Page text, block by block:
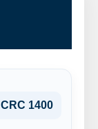
CRC 1400